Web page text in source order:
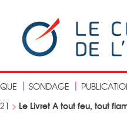
SONDAGE
> Le Livret A tout feu, tout